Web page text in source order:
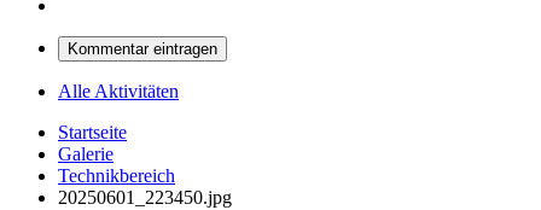
Kommentar eintragen
Alle Aktivitäten
Startseite
Galerie
Technikbereich
20250601_223450.jpg